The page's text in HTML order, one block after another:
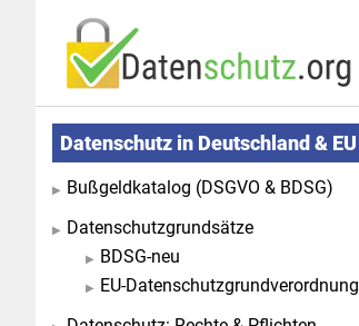
Seitenspalte
Seitenspalte
Datenschutz in Deutschland & EU
Bußgeldkatalog (DSGVO & BDSG)
Datenschutzgrundsätze
BDSG-neu
EU-Datenschutzgrundverordnung